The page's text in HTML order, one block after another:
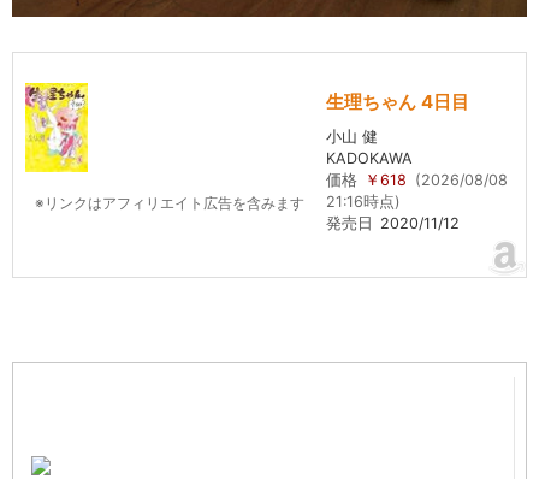
※リンクはアフィリエイト広告を含みます
生理ちゃん 4日目
小山 健
KADOKAWA
価格 ￥618 (2026/08/08
21:16時点)
発売日
2020/11/12